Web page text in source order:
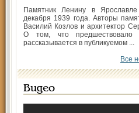
Памятник Ленину в
декабря 1939 года. Авторы
Василий Козлов и архитектор
О том, что предшествовало
рассказывается в публикуемом ...
Все
Видео